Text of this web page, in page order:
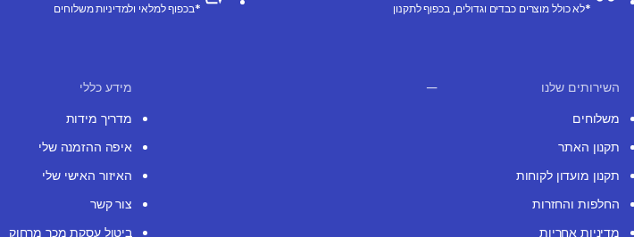
*לא כולל מוצרים כבדים וגדולים, בכפוף לתקנון *בכפוף למלאי ולמדיניות משלוחים
השירותים שלנו
משלוחים
תקנון האתר
תקנון מועדון לקוחות
החלפות והחזרות
מדיניות אחריות
מידע כללי
מדריך מידות
איפה ההזמנה שלי
האיזור האישי שלי
צור קשר
ביטול עסקת מכר מרחוק